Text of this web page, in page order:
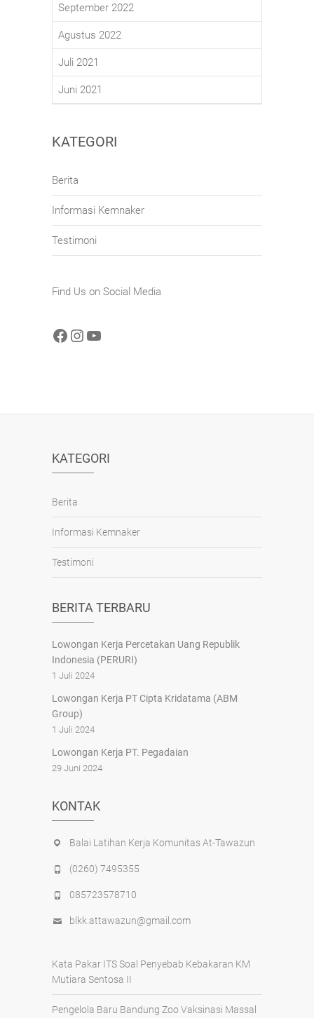
September 2022
Agustus 2022
Juli 2021
Juni 2021
KATEGORI
Berita
Informasi Kemnaker
Testimoni
Find Us on Social Media
Facebook
Instagram
YouTube
KATEGORI
Berita
Informasi Kemnaker
Testimoni
BERITA TERBARU
Lowongan Kerja Percetakan Uang Republik
Indonesia (PERURI)
1 Juli 2024
Lowongan Kerja PT Cipta Kridatama (ABM
Group)
1 Juli 2024
Lowongan Kerja PT. Pegadaian
29 Juni 2024
KONTAK
Balai Latihan Kerja Komunitas At-Tawazun
(0260) 7495355
085723578710
blkk.attawazun@gmail.com
Kata Pakar ITS Soal Penyebab Kebakaran KM
Mutiara Sentosa II
Pengelola Baru Bandung Zoo Vaksinasi Massal